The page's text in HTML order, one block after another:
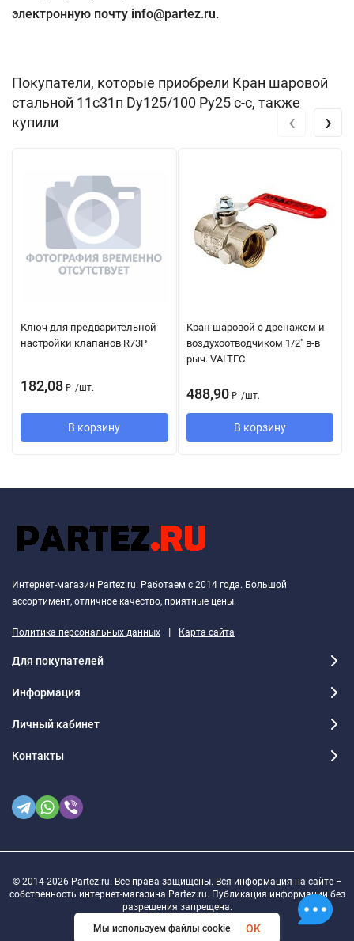
электронную почту info@partez.ru.
Покупатели, которые приобрели Кран шаровой
стальной 11с31п Dу125/100 Pу25 с-с, также
купили
Ключ для предварительной
настройки клапанов R73P
182,08 ₽ /шт.
В корзину
Кран шаровой с дренажем и
воздухоотводчиком 1/2" в-в
рыч. VALTEC
488,90 ₽ /шт.
В корзину
‹ ›
Интернет-магазин Partez.ru. Работаем с 2014 года. Большой
ассортимент, отличное качество, приятные цены.
Политика персональных данных | Карта сайта
Для покупателей
Информация
Личный кабинет
Контакты
© 2014-2026 Partez.ru. Все права защищены. Вся информация на сайте –
собственность интернет-магазина Partez.ru. Публикация информации без
разрешения запрещена.
Мы используем файлы cookie
OK